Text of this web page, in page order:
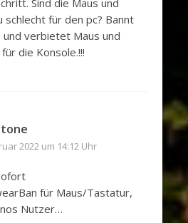
für den pc? Bannt
verbietet Maus und
die Konsole.!!!
2022 um 14:12 Uhr
für Maus/Tastatur,
Nutzer…